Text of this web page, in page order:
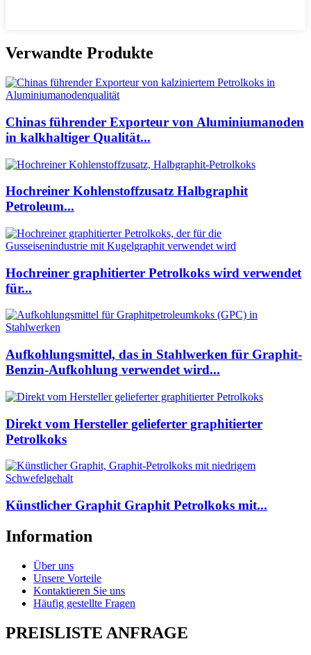
Verwandte Produkte
Chinas führender Exporteur von Aluminiumanoden
in kalkhaltiger Qualität...
Hochreiner Kohlenstoffzusatz Halbgraphit
Petroleum...
Hochreiner graphitierter Petrolkoks wird verwendet
für...
Aufkohlungsmittel, das in Stahlwerken für Graphit-
Benzin-Aufkohlung verwendet wird...
Direkt vom Hersteller gelieferter graphitierter
Petrolkoks
Künstlicher Graphit Graphit Petrolkoks mit...
Information
Über uns
Unsere Vorteile
Kontaktieren Sie uns
Häufig gestellte Fragen
PREISLISTE ANFRAGE